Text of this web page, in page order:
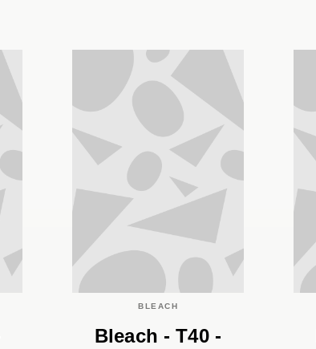
BLEACH
Bleach - T40 -